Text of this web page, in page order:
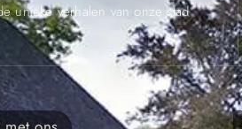
unieke verhalen van onze stad